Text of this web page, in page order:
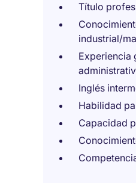
Título
industrial/
Experiencia
Inglés
Habilidad
Capacidad